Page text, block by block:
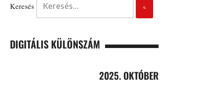
Keresés
DIGITÁLIS KÜLÖNSZÁM
2025. OKTÓBER